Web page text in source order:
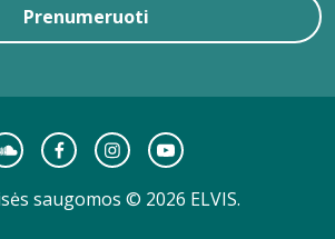
Prenumeruoti
saugomos © 2026 ELVIS.